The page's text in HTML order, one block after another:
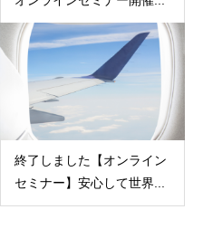
終了しました【オンライン
セミナー】安心して世界...